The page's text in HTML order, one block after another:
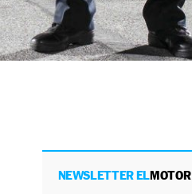
NEWSLETTER ELMOTOR